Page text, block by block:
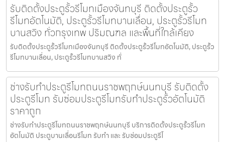
รับติดตั้งประตูรั้วรีโมทเมืองจันทบุรี ติดตั้งประตูรั้ว
รีโมทอัตโนมัติ, ประตูรั้วรีโมทบานเลื่อน, ประตูรั้วรีโมท
บานสวิง ทั่วกรุงเทพ ปริมณฑล และพื้นที่ใกล้เคียง
รับติดตั้งประตูรั้วรีโมทเมืองจันทบุรี ติดตั้งประตูรั้วรีโมทอัตโนมัติ, ประตูรั้ว
รีโมทบานเลื่อน, ประตูรั้วรีโมทบานสวิง ทั่
ช่างรับทำประตูรีโมทถนนราชพฤกษ์นนทบุรี รับติดตั้ง
ประตูรีโมท รับซ่อมประตูรีโมทรับทำประตูรั้วอัตโนมัติ
ราคาถูก
ช่างรับทำประตูรีโมทถนนราชพฤกษ์นนทบุรี บริการติดตั้งประตูรั้วรีโมท
อัตโนมัติ ประตูบานเลื่อนรีโมท รับทำ และ รับซ่อมประตูรีโ